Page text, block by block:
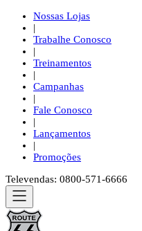
Nossas Lojas
|
Trabalhe Conosco
|
Treinamentos
|
Campanhas
|
Fale Conosco
|
Lançamentos
|
Promoções
Televendas: 0800-571-6666